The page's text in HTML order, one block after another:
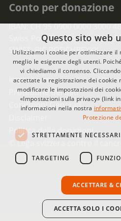
Conto per donazione
IBAN: CH 95 0900 0000 3000
Swiss Post-Postfinance,
SWIFT: BIC POFICHBEXXX
Impressum
Protezione dei dati
Condizioni Generali
Politica delle donazioni
© Lega svizzera contro il cancro
Questo sito web
Utilizziamo i cookie per ottimizzare il
meglio le esigenze degli utenti.
vi chiediamo il consenso.
accettate la registrazione dei cookie
modificare le impostazioni dei
«Impostazioni sulla privacy» (link
informazioni nella nostra
Protezione
STRETTAMENTE NECESSARI
TARGETING
ACCETTARE &
ACCETTA SOLO I